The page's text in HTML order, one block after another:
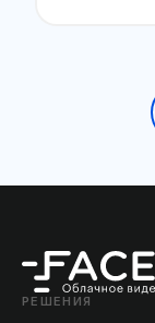
РЕШЕНИЯ